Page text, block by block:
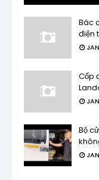
Bác
điện
Cốp
Bộ